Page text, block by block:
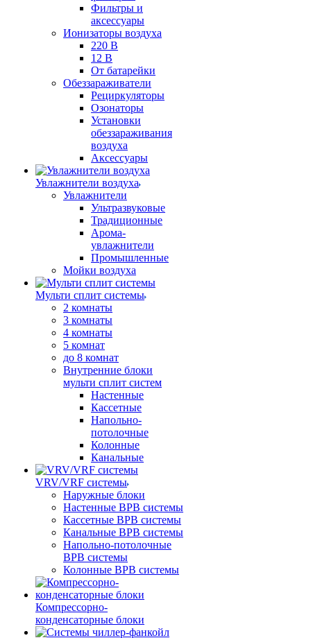
Фильтры и
аксессуары
Ионизаторы воздуха
220 В
12 В
От батарейки
Обеззараживатели
Рециркуляторы
Озонаторы
Установки
обеззараживания
воздуха
Аксессуары
Увлажнители воздуха
Увлажнители
Ультразвуковые
Традиционные
Арома-
увлажнители
Промышленные
Мойки воздуха
Мульти сплит системы
2 комнаты
3 комнаты
4 комнаты
5 комнат
до 8 комнат
Внутренние блоки
мульти сплит систем
Настенные
Кассетные
Напольно-
потолочные
Колонные
Канальные
VRV/VRF системы
Наружные блоки
Настенные ВРВ системы
Кассетные ВРВ системы
Канальные ВРВ системы
Напольно-потолочные
ВРВ системы
Колонные ВРВ системы
Компрессорно-
конденсаторные блоки